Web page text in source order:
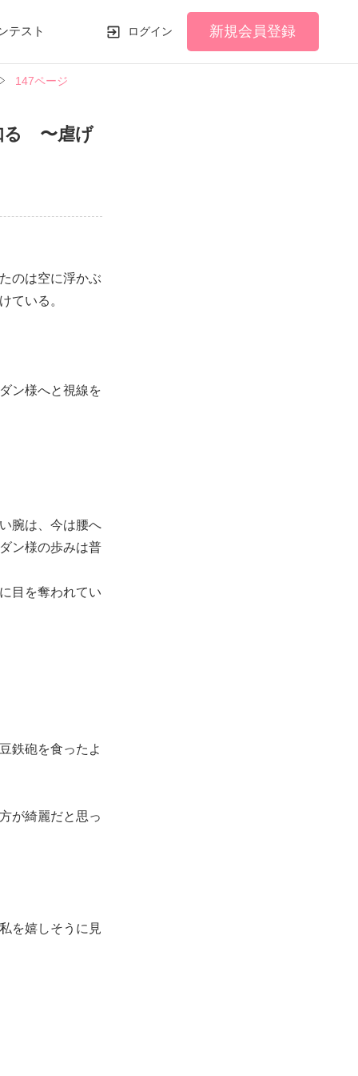
テスト ログイン 新規会員登録
147ページ
る 〜虐げ
のは空に浮かぶ
ている。
ン様へと視線を
腕は、今は腰へ
ン様の歩みは普
目を奪われてい
鉄砲を食ったよ
が綺麗だと思っ
を嬉しそうに見